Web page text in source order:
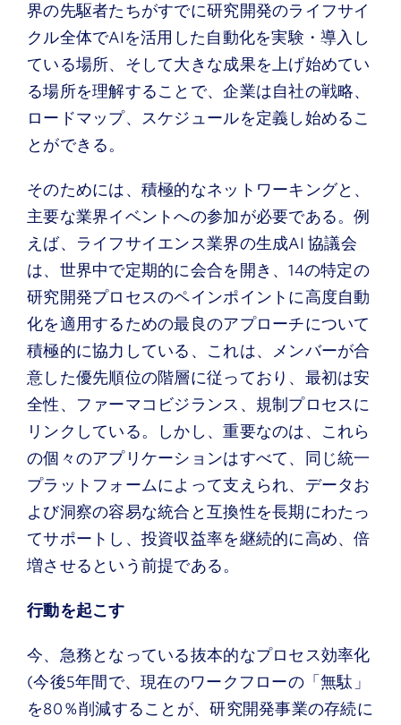
界の先駆者たちがすでに研究開発のライフサイ
クル全体でAIを活用した自動化を実験・導入し
ている場所、そして大きな成果を上げ始めてい
る場所を理解することで、企業は自社の戦略、
ロードマップ、スケジュールを定義し始めるこ
とができる。
そのためには、積極的なネットワーキングと、
主要な業界イベントへの参加が必要である。例
えば、ライフサイエンス業界の生成AI 協議会
は、世界中で定期的に会合を開き、14の特定の
研究開発プロセスのペインポイントに高度自動
化を適用するための最良のアプローチについて
積極的に協力している、これは、メンバーが合
意した優先順位の階層に従っており、最初は安
全性、ファーマコビジランス、規制プロセスに
リンクしている。しかし、重要なのは、これら
の個々のアプリケーションはすべて、同じ統一
プラットフォームによって支えられ、データお
よび洞察の容易な統合と互換性を長期にわたっ
てサポートし、投資収益率を継続的に高め、倍
増させるという前提である。
行動を起こす
今、急務となっている抜本的なプロセス効率化
(今後5年間で、現在のワークフローの「無駄」
を80％削減することが、研究開発事業の存続に